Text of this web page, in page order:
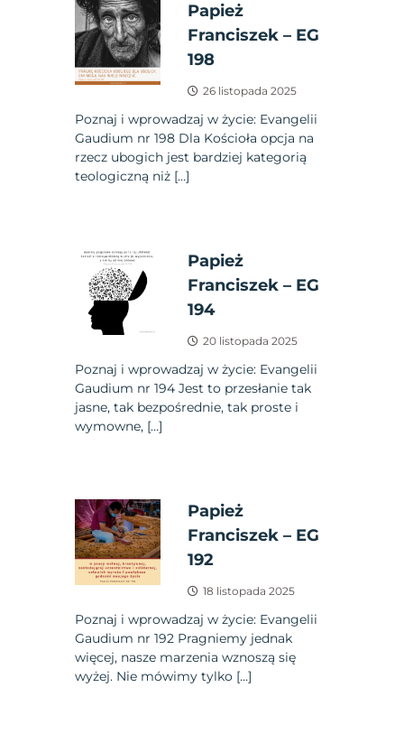
Papież
Franciszek – EG
198
26 listopada 2025
Poznaj i wprowadzaj w życie: Evangelii
Gaudium nr 198 Dla Kościoła opcja na
rzecz ubogich jest bardziej kategorią
teologiczną niż […]
Papież
Franciszek – EG
194
20 listopada 2025
Poznaj i wprowadzaj w życie: Evangelii
Gaudium nr 194 Jest to przesłanie tak
jasne, tak bezpośrednie, tak proste i
wymowne, […]
Papież
Franciszek – EG
192
18 listopada 2025
Poznaj i wprowadzaj w życie: Evangelii
Gaudium nr 192 Pragniemy jednak
więcej, nasze marzenia wznoszą się
wyżej. Nie mówimy tylko […]